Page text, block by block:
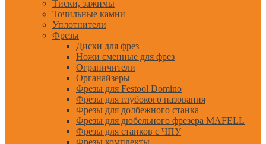
Тиски, зажимы
Точильные камни
Уплотнители
Фрезы
Диски для фрез
Ножи сменные для фрез
Ограничители
Органайзеры
Фрезы для Festool Domino
Фрезы для глубокого пазования
Фрезы для долбежного станка
Фрезы для дюбельного фрезера MAFELL
Фрезы для станков с ЧПУ
Фрезы комплекты